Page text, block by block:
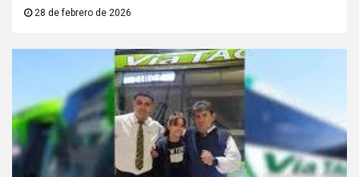
28 de febrero de 2026